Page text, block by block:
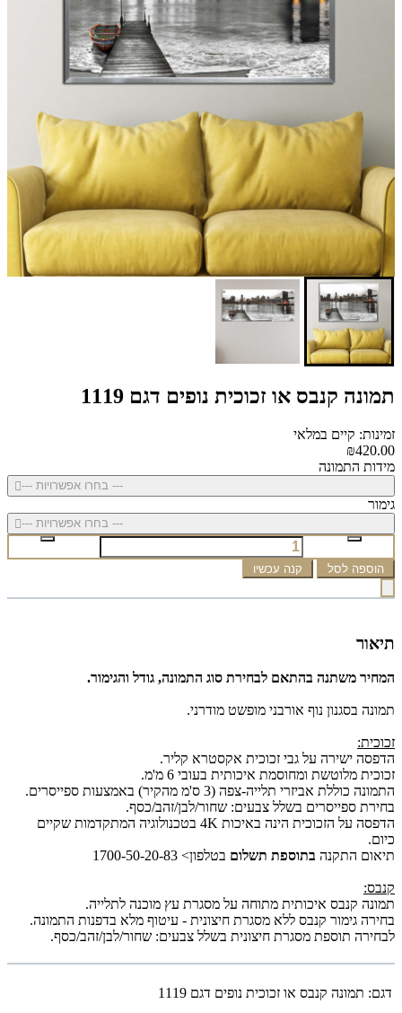
תמונה קנבס או זכוכית נופים דגם 1119
זמינות: קיים במלאי
₪420.00
מידות התמונה
--- בחרו אפשרויות ---
גימור
--- בחרו אפשרויות ---
הוספה לסל קנה עכשיו
תיאור
המחיר משתנה בהתאם לבחירת סוג התמונה, גודל והגימור.
תמונה בסגנון נוף אורבני מופשט מודרני.
זכוכית:
הדפסה ישירה על גבי זכוכית אקסטרא קליר.
זכוכית מלוטשת ומחוסמת איכותית בעובי 6 מ'מ.
התמונה כוללת אביזרי תלייה-צפה (3 ס'מ מהקיר) באמצעות ספייסרים.
בחירת ספייסרים בשלל צבעים: שחור/לבן/זהב/כסף.
הדפסה על הזכוכית הינה באיכות 4K בטכנולוגיה המתקדמות שקיים
כיום.
תיאום התקנה בתוספת תשלום בטלפון> 1700-50-20-83
קנבס:
תמונה קנבס איכותית מתוחה על מסגרת עץ מוכנה לתלייה.
בחירה גימור קנבס ללא מסגרת חיצונית - עיטוף מלא בדפנות התמונה.
לבחירה תוספת מסגרת חיצונית בשלל צבעים: שחור/לבן/זהב/כסף.
דגם: תמונה קנבס או זכוכית נופים דגם 1119